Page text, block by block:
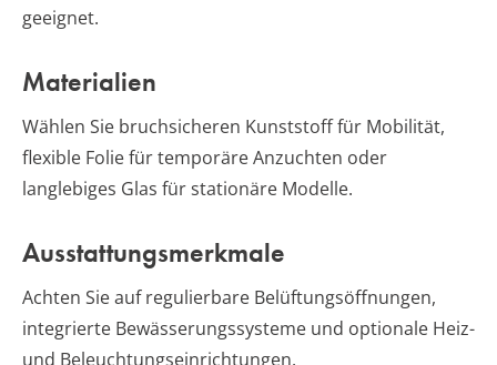
geeignet.
Materialien
Wählen Sie bruchsicheren Kunststoff für Mobilität,
flexible Folie für temporäre Anzuchten oder
langlebiges Glas für stationäre Modelle.
Ausstattungsmerkmale
Achten Sie auf regulierbare Belüftungsöffnungen,
integrierte Bewässerungssysteme und optionale Heiz-
und Beleuchtungseinrichtungen.